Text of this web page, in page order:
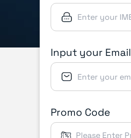
Input your Email
Promo Code